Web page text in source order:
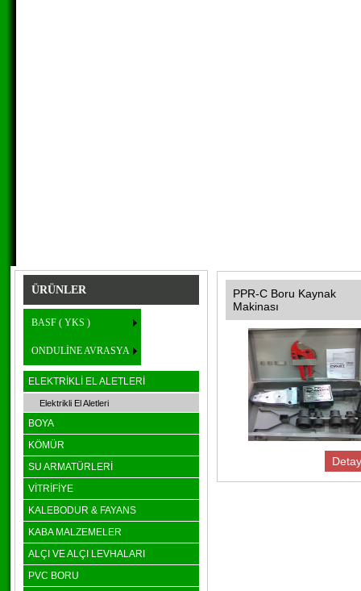
ÜRÜNLER
BASF ( YKS )
ONDULİNE AVRASYA
ELEKTRİKLİ EL ALETLERİ
Elektrikli El Aletleri
BOYA
KÖMÜR
SU ARMATÜRLERİ
VİTRİFİYE
KALEBODUR & FAYANS
KABA MALZEMELER
ALÇI VE ALÇI LEVHALARI
PVC BORU
PPR-C Boru Kaynak
Makinası